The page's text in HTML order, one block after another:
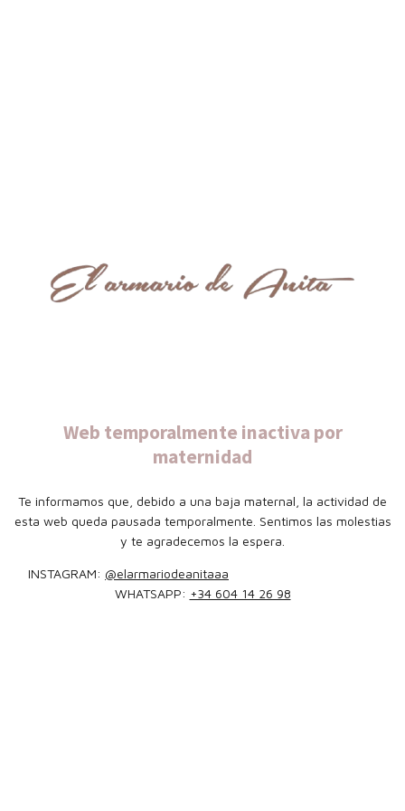
Web temporalmente inactiva por
maternidad
Te informamos que, debido a una baja maternal, la actividad de
esta web queda pausada temporalmente. Sentimos las molestias
y te agradecemos la espera.
INSTAGRAM: @elarmariodeanitaaa
WHATSAPP: +34 604 14 26 98